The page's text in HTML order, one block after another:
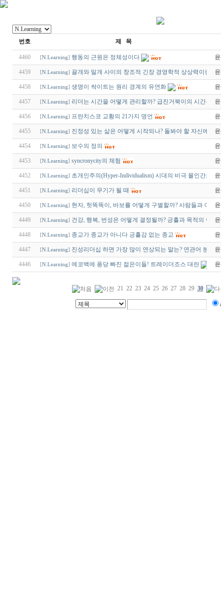
번호 제 목
4460 [N.Learning] 행동의 근원은 정체성이다
4459 [N.Learning] 끌개와 밀개 사이의 창조적 긴장 경영학적 상상력이란?
4458 [N.Learning] 생명이 싹이트는 원리 경계의 유연화
4457 [N.Learning] 리더는 시간을 어떻게 관리할까? 급진거북이의 시간관리
4456 [N.Learning] 프란치스코 교황의 21가지 명언
4455 [N.Learning] 진정성 있는 삶은 어떻게 시작되나? 돌봐야 할 자신에 대
4454 [N.Learning] 보수의 정의
4453 [N.Learning] syncronycity의 체험
4452 [N.Learning] 초개인주의(Hyper-Individualism) 시대의 비극 몰인간화
4451 [N.Learning] 리더십이 무기가 될 때
4450 [N.Learning] 현자, 헛똑똑이, 바보를 어떻게 구별할까? 사람들과 어울
4449 [N.Learning] 건강, 행복, 번성은 어떻게 결정될까? 긍휼과 목적의 이중
4448 [N.Learning] 종교가 종교가 아니다 긍휼감 없는 종교
4447 [N.Learning] 진성리더십 하면 가장 많이 연상되는 말는? 연관어 분석
4446 [N.Learning] 에코백에 퐁당 빠진 젊은이들! 트레이더조스 대란
21 22 23 24 25 26 27 28 29 30